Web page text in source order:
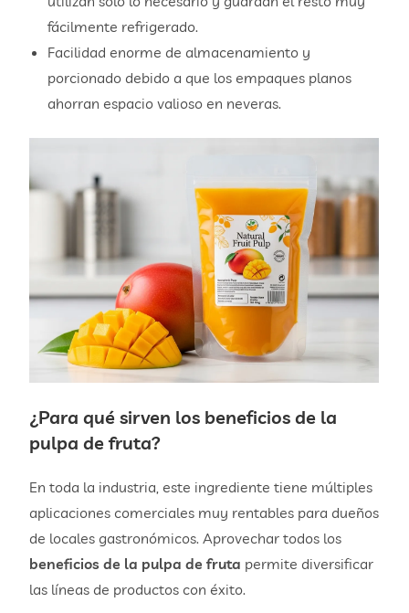
fácilmente refrigerado.
Facilidad enorme de almacenamiento y
porcionado debido a que los empaques planos
ahorran espacio valioso en neveras.
¿Para qué sirven los beneficios de la
pulpa de fruta?
En toda la industria, este ingrediente tiene múltiples
aplicaciones comerciales muy rentables para dueños
de locales gastronómicos. Aprovechar todos los
beneficios de la pulpa de fruta permite diversificar
las líneas de productos con éxito.